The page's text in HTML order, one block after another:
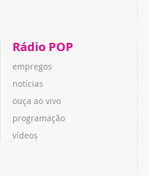
Rádio POP
empregos
notícias
ouça ao vivo
programação
vídeos